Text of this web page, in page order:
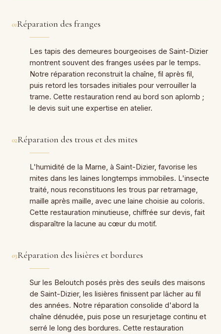
01Réparation des franges
Les tapis des demeures bourgeoises de Saint-Dizier
montrent souvent des franges usées par le temps.
Notre réparation reconstruit la chaîne, fil après fil,
puis retord les torsades initiales pour verrouiller la
trame. Cette restauration rend au bord son aplomb ;
le devis suit une expertise en atelier.
02Réparation des trous et des mites
L'humidité de la Marne, à Saint-Dizier, favorise les
mites dans les laines longtemps immobiles. L'insecte
traité, nous reconstituons les trous par retramage,
maille après maille, avec une laine choisie au coloris.
Cette restauration minutieuse, chiffrée sur devis, fait
disparaître la lacune au cœur du motif.
03Réparation des lisières et bordures
Sur les Beloutch posés près des seuils des maisons
de Saint-Dizier, les lisières finissent par lâcher au fil
des années. Notre réparation consolide d'abord la
chaîne dénudée, puis pose un resurjetage continu et
serré le long des bordures. Cette restauration